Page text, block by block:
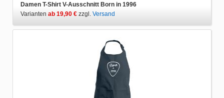
Damen T-Shirt V-Ausschnitt Born in 1996
Varianten ab 19,90 € zzgl. Versand